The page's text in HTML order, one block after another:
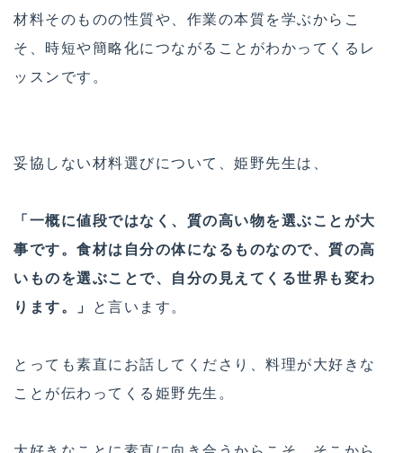
材料そのものの性質や、作業の本質を学ぶからこ
そ、時短や簡略化につながることがわかってくるレ
ッスンです。
妥協しない材料選びについて、姫野先生は、
「一概に値段ではなく、質の高い物を選ぶことが大
事です。食材は自分の体になるものなので、質の高
いものを選ぶことで、自分の見えてくる世界も変わ
ります。」 と言います。
とっても素直にお話してくださり、料理が大好きな
ことが伝わってくる姫野先生。